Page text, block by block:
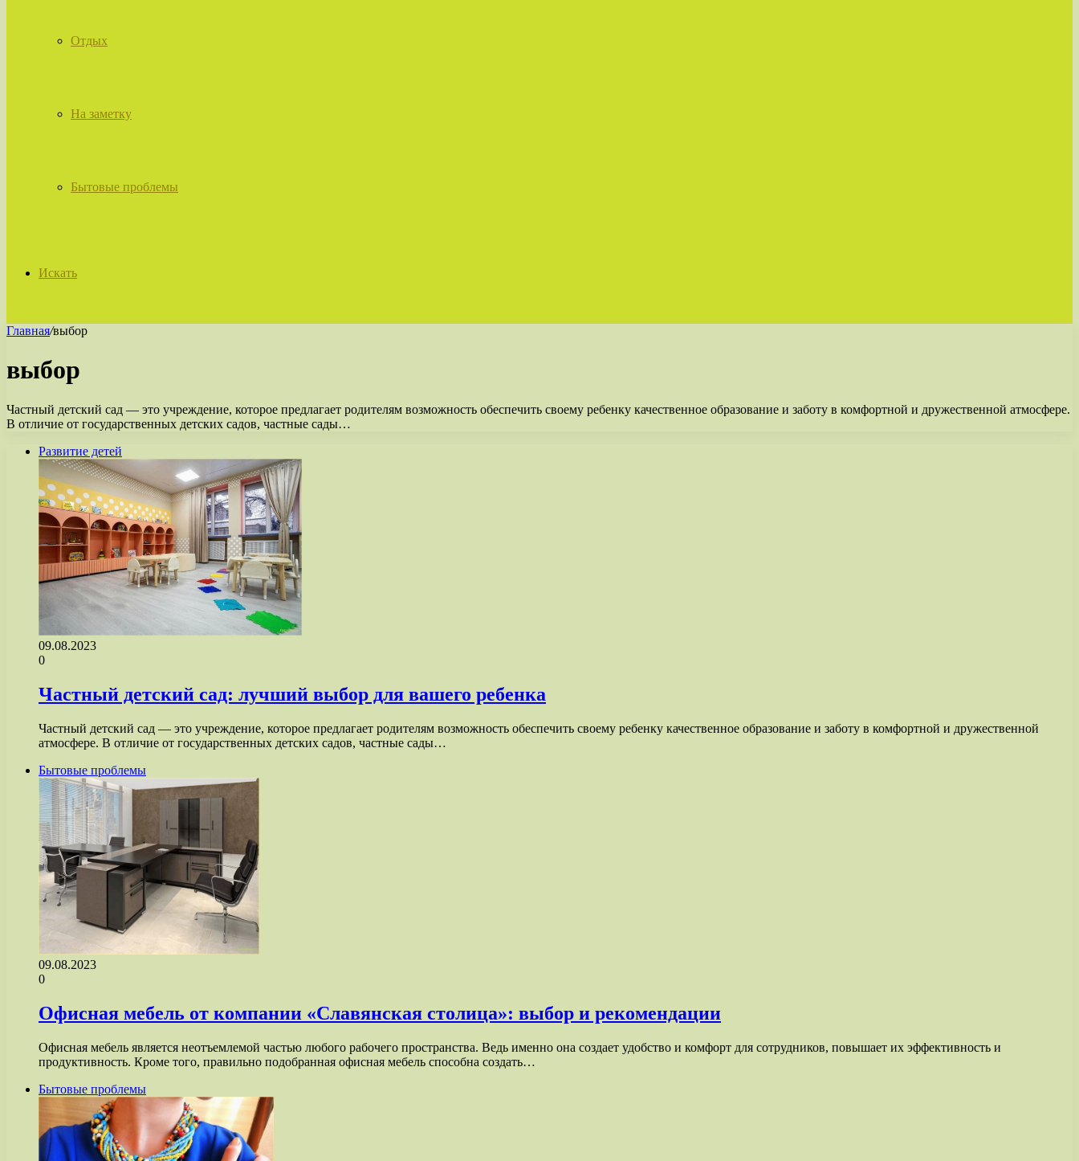
Отдых
На заметку
Бытовые проблемы
Искать
Главная/выбор
выбор
Частный детский сад — это учреждение, которое предлагает родителям возможность обеспечить своему ребенку качественное образование и заботу в комфортной и дружественной атмосфере.
В отличие от государственных детских садов, частные сады…
Развитие детей
09.08.2023
0
Частный детский сад: лучший выбор для вашего ребенка
Частный детский сад — это учреждение, которое предлагает родителям возможность обеспечить своему ребенку качественное образование и заботу в комфортной и дружественной
атмосфере. В отличие от государственных детских садов, частные сады…
Бытовые проблемы
09.08.2023
0
Офисная мебель от компании «Славянская столица»: выбор и рекомендации
Офисная мебель является неотъемлемой частью любого рабочего пространства. Ведь именно она создает удобство и комфорт для сотрудников, повышает их эффективность и
продуктивность. Кроме того, правильно подобранная офисная мебель способна создать…
Бытовые проблемы